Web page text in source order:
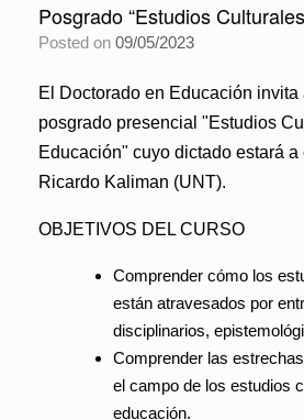
Posgrado “Estudios
Posted on 09/05/2023
El Doctorado en Educación invita
posgrado presencial "Estudios
Educación" cuyo dictado estará a
Ricardo Kaliman (UNT).
OBJETIVOS DEL CURSO
Comprender cómo los
están atravesados por
disciplinarios,
Comprender las
el campo de los estudios
educación.